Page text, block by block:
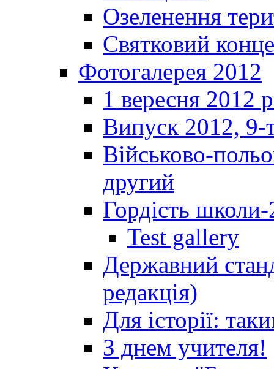
Озеленення
Святковий
Фотогалерея 2012
1 вересня 2012
Випуск 2012, 9-
Військово-
другий
Гордість
Test gallery
Державний
редакція)
Для історії:
З днем учителя!